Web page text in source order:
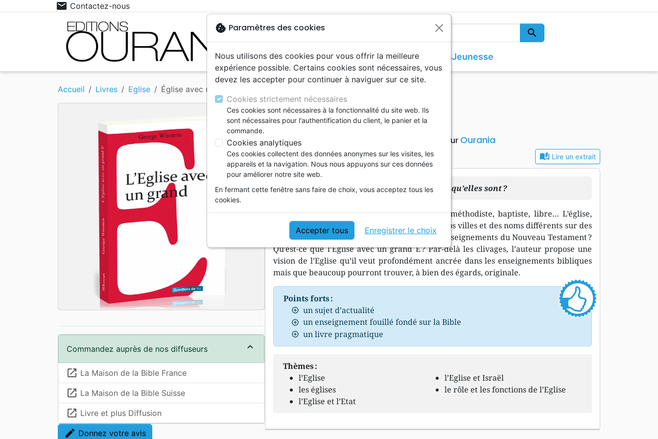
mail Contactez-nous
search
Rechercher
Nouveautés Livres
Livres cadeaux
Eglise
Ethique, société, politique
Fêtes chrétiennes
Méditations
Souffrance, Relation d'aide
Religions
Jeunesse
15 - 18 ans
Accueil Livres Eglise Église avec un grand E (L')
L'Église avec un grand E
Auteur :George Winston
Référence Editeur Ourania
Description Détails du produit auto_stories Lire un extrait
Pourquoi certaines Eglises sont-elles ce qu’elles sont ?
L’Eglise… catholique, réformée, évangélique, méthodiste, baptiste, libre… L’église,
pour nous, ce sont souvent des clochers dans nos villes et des noms différents sur des
bâtiments différents. Cela correspond-il aux enseignements du Nouveau Testament ?
Qu’est-ce que l’Eglise avec un grand E ? Par-delà les clivages, l’auteur propose une
vision de l’Eglise qu’il veut profondément ancrée dans les enseignements bibliques
mais que beaucoup pourront trouver, à bien des égards, originale.
Points forts :
un sujet d’actualité
un enseignement fouillé fondé sur la Bible
un livre pragmatique
Thèmes :
l’Eglise
les églises
l’Eglise et l’Etat
l’Eglise et Israël
le rôle et les fonctions de l’Eglise
Commandez auprès de nos diffuseurs
launch La Maison de la Bible France
launch La Maison de la Bible Suisse
launch Livre et plus Diffusion
edit Donnez votre avis
cookie Paramètres des cookies
Nous utilisons des cookies pour vous offrir la meilleure
expérience possible. Certains cookies sont nécessaires, vous
devez les accepter pour continuer à naviguer sur ce site.
Cookies strictement nécessaires
Ces cookies sont nécessaires à la fonctionnalité du site web. Ils
sont nécessaires pour l'authentification du client, le panier et la
commande.
Cookies analytiques
Ces cookies collectent des données anonymes sur les visites, les
appareils et la navigation. Nous nous appuyons sur ces données
pour améliorer notre site web.
En fermant cette fenêtre sans faire de choix, vous acceptez tous les
cookies.
Accepter tous Enregistrer le choix